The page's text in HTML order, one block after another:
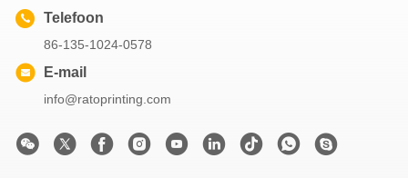
Telefoon
86-135-1024-0578
E-mail
info@ratoprinting.com